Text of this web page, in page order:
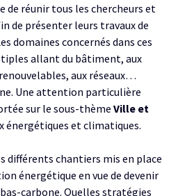
de réunir tous les chercheurs et
de présenter leurs travaux de
domaines concernés dans ces
allant du bâtiment, aux
aux réseaux…
Une attention particulière
sur le sous-thème Ville et
énergétiques et climatiques.
différents chantiers mis en place
énergétique en vue de devenir
carbone. Quelles stratégies